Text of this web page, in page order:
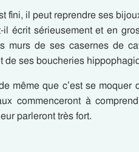
fini, il peut reprendre ses
il écrit sérieusement et en
murs de ses casernes de
de ses boucheries
même que c’est se
commenceront à
parleront très fort.